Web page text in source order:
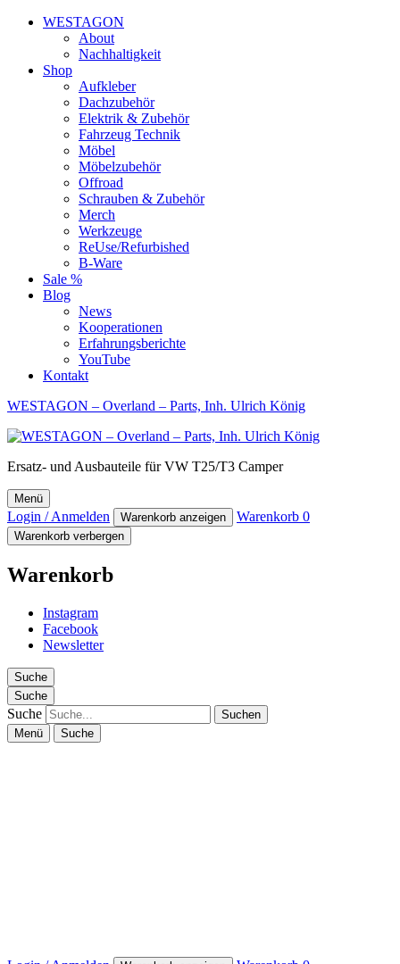
WESTAGON
About
Nachhaltigkeit
Shop
Aufkleber
Dachzubehör
Elektrik & Zubehör
Fahrzeug Technik
Möbel
Möbelzubehör
Offroad
Schrauben & Zubehör
Merch
Werkzeuge
ReUse/Refurbished
B-Ware
Sale %
Blog
News
Kooperationen
Erfahrungsberichte
YouTube
Kontakt
WESTAGON – Overland – Parts, Inh. Ulrich König
Ersatz- und Ausbauteile für VW T25/T3 Camper
Menü
Login / Anmelden Warenkorb anzeigen Warenkorb 0
Warenkorb verbergen
Warenkorb
Instagram
Facebook
Newsletter
Suche
Suche
Suche
Menü Suche